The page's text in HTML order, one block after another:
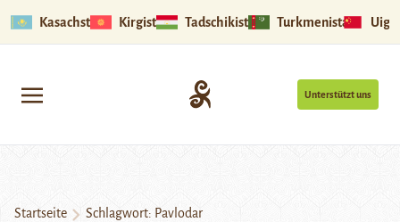
Kasachstan Kirgistan Tadschikistan Turkmenistan
Unterstützt uns
Startseite Schlagwort: Pavlodar